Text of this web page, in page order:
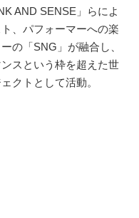
AND SENSE」らによ
、パフォーマーへの楽
の「SNG」が融合し、
スという枠を超えた世
クトとして活動。